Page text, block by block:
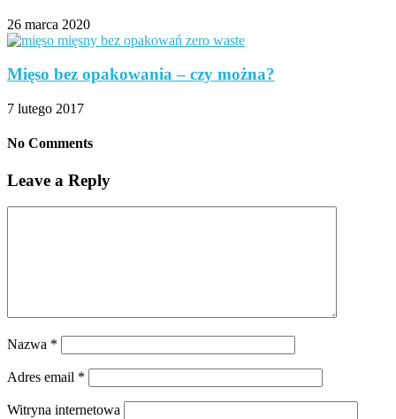
26 marca 2020
Mięso bez opakowania – czy można?
7 lutego 2017
No Comments
Leave a Reply
Nazwa *
Adres email *
Witryna internetowa